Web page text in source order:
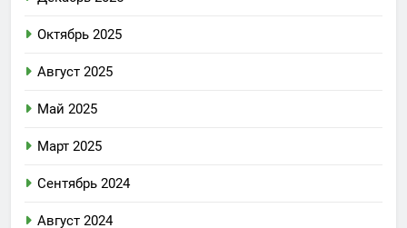
Октябрь 2025
Август 2025
Май 2025
Март 2025
Сентябрь 2024
Август 2024